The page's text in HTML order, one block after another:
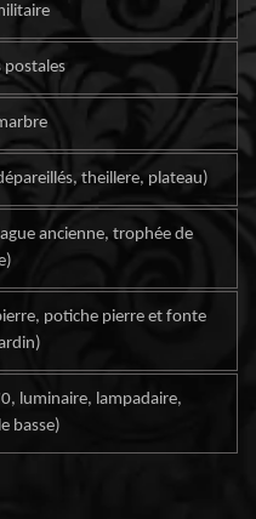
postales
theillere, plateau)
ancienne, trophée de
potiche pierre et fonte
luminaire, lampadaire,
basse)